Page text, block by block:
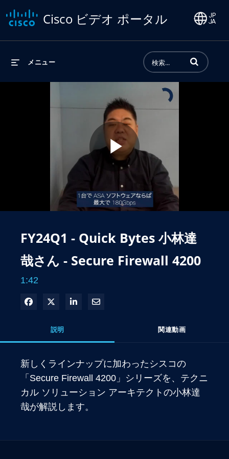
Cisco ビデオ ポータル
メニュー 動画の検索語句
Play
FY24Q1 - Quick Bytes 小林達
哉さん - Secure Firewall 4200
1:42
Facebook で共有
Xで共有する
LinkedIn で共有
電子メールで共有
説明 関連動画
新しくラインナップに加わったシスコの
「Secure Firewall 4200」シリーズを、テクニ
カル ソリューション アーキテクトの小林達
哉が解説します。